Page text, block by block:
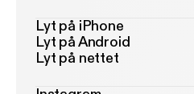
Lyt på iPhone
Lyt på Android
Lyt på nettet